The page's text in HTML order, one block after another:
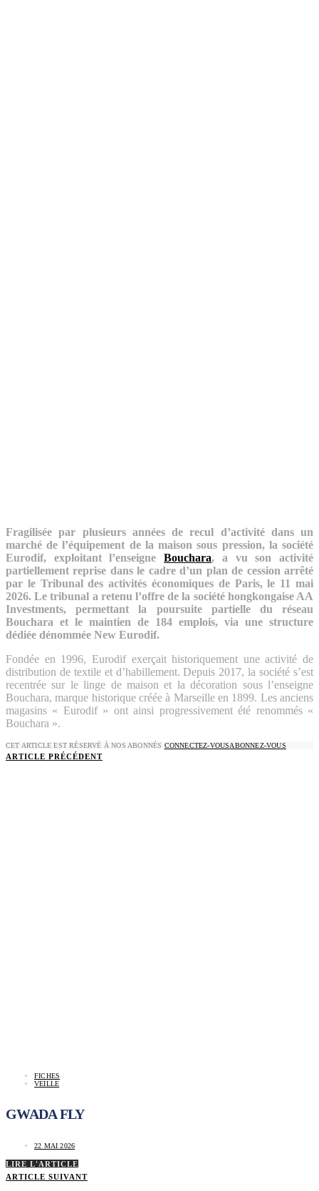
Fragilisée par plusieurs années de recul d’activité dans un
marché de l’équipement de la maison sous pression, la société
Eurodif, exploitant l’enseigneBouchara, a vu son activité
partiellement reprise dans le cadre d’un plan de cession arrêté
par le Tribunal des activités économiques de Paris, le 11 mai
2026. Le tribunal a retenu l’offre de la société hongkongaise AA
Investments, permettant la poursuite partielle du réseau
Bouchara et le maintien de 184 emplois, via une structure
dédiée dénommée New Eurodif.
Fondée en 1996, Eurodif exerçait historiquement une activité de
distribution de textile et d’habillement. Depuis 2017, la société s’est
recentrée sur le linge de maison et la décoration sous l’enseigne
Bouchara, marque historique créée à Marseille en 1899. Les anciens
magasins « Eurodif » ont ainsi progressivement été renommés «
Bouchara ».
CET ARTICLE EST RÉSERVÉ À NOS ABONNÉS CONNECTEZ-VOUSABONNEZ-VOUS
ARTICLE PRÉCÉDENT
FICHES
VEILLE
GWADA FLY
22 MAI 2026
LIRE L'ARTICLE
ARTICLE SUIVANT